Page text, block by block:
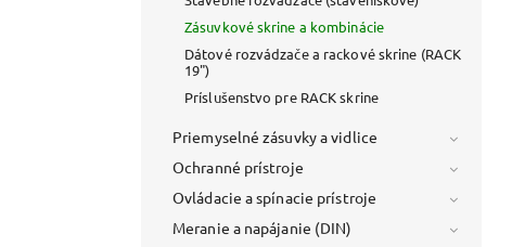
Zásuvkové skrine a kombinácie
Dátové rozvádzače a rackové skrine (RACK
19")
Príslušenstvo pre RACK skrine
Priemyselné zásuvky a vidlice
Ochranné prístroje
Ovládacie a spínacie prístroje
Meranie a napájanie (DIN)